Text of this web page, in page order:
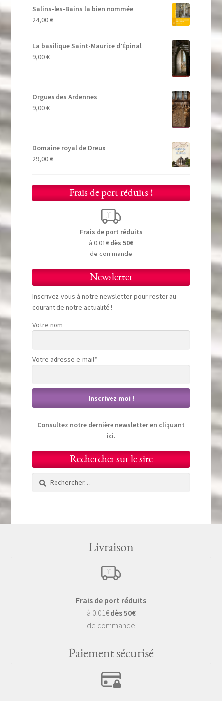
Salins-les-Bains la bien nommée
24,00€
La basilique Saint-Maurice d’Épinal
9,00€
Orgues des Ardennes
9,00€
Domaine royal de Dreux
29,00€
Frais de port réduits !
Frais de port réduits
à 0.01€ dès 50€
de commande
Newsletter
Inscrivez-vous à notre newsletter pour rester au
courant de notre actualité !
Votre nom
Votre adresse e-mail*
Consultez notre dernière newsletter en cliquant
ici.
Rechercher sur le site
Rechercher :
Livraison
Frais de port réduits
à 0.01€ dès 50€
de commande
Paiement sécurisé